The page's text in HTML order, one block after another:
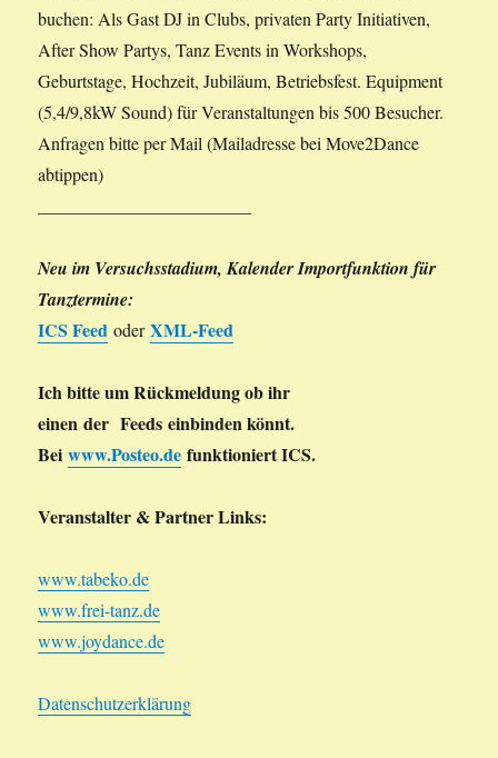
buchen: Als Gast DJ in Clubs, privaten Party Initiativen,
After Show Partys, Tanz Events in Workshops,
Geburtstage, Hochzeit, Jubiläum, Betriebsfest. Equipment
(5,4/9,8kW Sound) für Veranstaltungen bis 500 Besucher.
Anfragen bitte per Mail (Mailadresse bei Move2Dance
abtippen)
Neu im Versuchsstadium, Kalender Importfunktion für
Tanztermine:
ICS Feed oderXML-Feed
Ich bitte um Rückmeldung ob ihr
einen der Feeds einbinden könnt.
Beiwww.Posteo.de funktioniert ICS.
Veranstalter & Partner Links:
www.tabeko.de
www.frei-tanz.de
www.joydance.de
Datenschutzerklärung